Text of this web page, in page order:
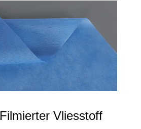
Filmierter Vliesstoff